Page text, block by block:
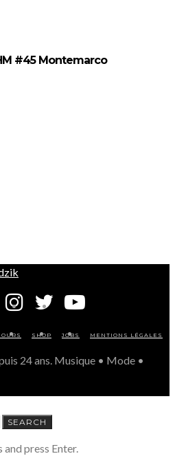
#45 Montemarco
SHOP JOBS MENTIONS LÉGALES
24 ans. Musique • Mode •
SEARCH
press Enter.